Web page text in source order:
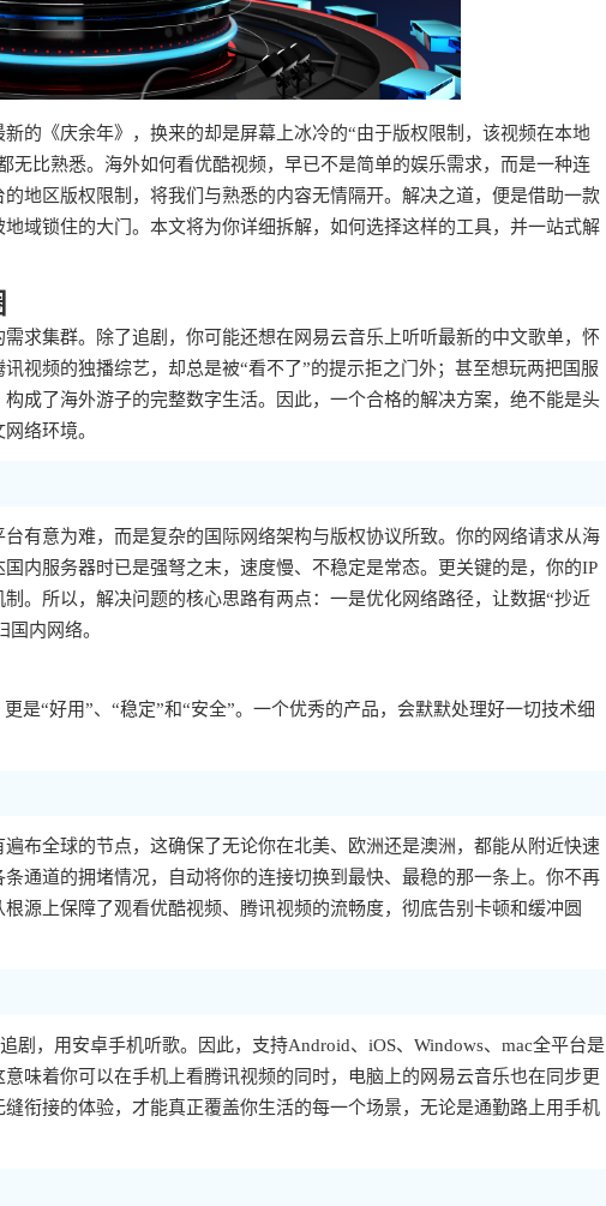
的《庆余年》，换来的却是屏幕上冰冷的“由于版权限制，该视频在本地
无比熟悉。海外如何看优酷视频，早已不是简单的娱乐需求，而是一种连
地区版权限制，将我们与熟悉的内容无情隔开。解决之道，便是借助一款
域锁住的大门。本文将为你详细拆解，如何选择这样的工具，并一站式解
求集群。除了追剧，你可能还想在网易云音乐上听听最新的中文歌单，怀
视频的独播综艺，却总是被“看不了”的提示拒之门外；甚至想玩两把国服
成了海外游子的完整数字生活。因此，一个合格的解决方案，绝不能是头
络环境。
有意为难，而是复杂的国际网络架构与版权协议所致。你的网络请求从海
内服务器时已是强弩之末，速度慢、不稳定是常态。更关键的是，你的IP
。所以，解决问题的核心思路有两点：一是优化网络路径，让数据“抄近
内网络。
是“好用”、“稳定”和“安全”。一个优秀的产品，会默默处理好一切技术细
布全球的节点，这确保了无论你在北美、欧洲还是澳洲，都能从附近快速
通道的拥堵情况，自动将你的连接切换到最快、最稳的那一条上。你不再
源上保障了观看优酷视频、腾讯视频的流畅度，彻底告别卡顿和缓冲圆
剧，用安卓手机听歌。因此，支持Android、iOS、Windows、mac全平台是
味着你可以在手机上看腾讯视频的同时，电脑上的网易云音乐也在同步更
衔接的体验，才能真正覆盖你生活的每一个场景，无论是通勤路上用手机